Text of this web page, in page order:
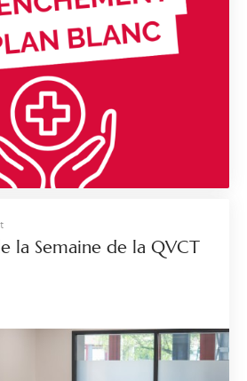
la Semaine de la QVCT